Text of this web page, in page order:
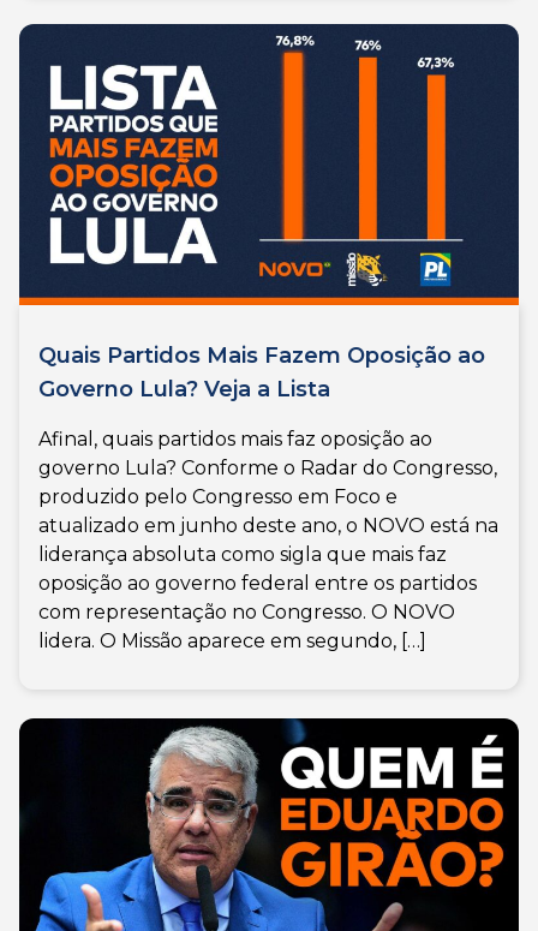
Quais Partidos Mais Fazem Oposição ao
Governo Lula? Veja a Lista
Afinal, quais partidos mais faz oposição ao
governo Lula? Conforme o Radar do Congresso,
produzido pelo Congresso em Foco e
atualizado em junho deste ano, o NOVO está na
liderança absoluta como sigla que mais faz
oposição ao governo federal entre os partidos
com representação no Congresso. O NOVO
lidera. O Missão aparece em segundo, […]